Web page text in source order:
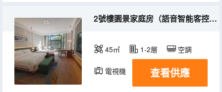
2號樓園景家庭房（語音智能客控+75寸投屏電視）
45㎡ 1-2層 空調
電視機 查看供應